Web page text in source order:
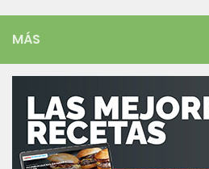
MÁS